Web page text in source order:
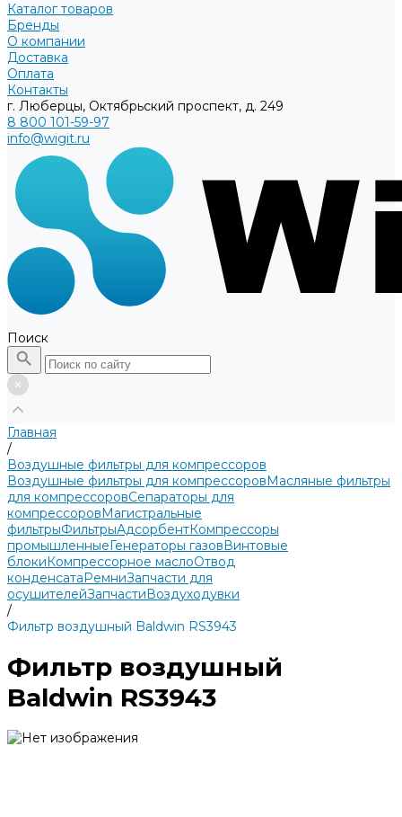
Каталог товаров
Бренды
О компании
Доставка
Оплата
Контакты
г. Люберцы, Октябрьский проспект, д. 249
8 800 101-59-97
info@wigit.ru
Поиск
Главная
/
Воздушные фильтры для компрессоров
Воздушные фильтры для компрессоровМасляные фильтры
для компрессоровСепараторы для
компрессоровМагистральные
фильтрыФильтрыАдсорбентКомпрессоры
промышленныеГенераторы газовВинтовые
блокиКомпрессорное маслоОтвод
конденсатаРемниЗапчасти для
осушителейЗапчастиВоздуходувки
/
Фильтр воздушный Baldwin RS3943
Фильтр воздушный
Baldwin RS3943